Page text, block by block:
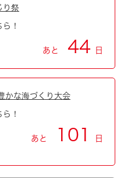
り祭
！
あと 44 日
かな海づくり大会
！
あと 101 日